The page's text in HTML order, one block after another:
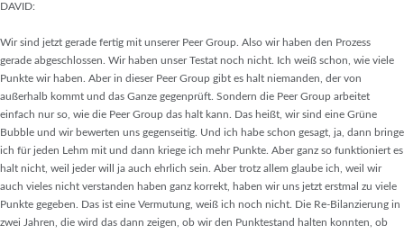
DAVID:
Wir sind jetzt gerade fertig mit unserer Peer Group. Also wir haben den Prozess
gerade abgeschlossen. Wir haben unser Testat noch nicht. Ich weiß schon, wie viele
Punkte wir haben. Aber in dieser Peer Group gibt es halt niemanden, der von
außerhalb kommt und das Ganze gegenprüft. Sondern die Peer Group arbeitet
einfach nur so, wie die Peer Group das halt kann. Das heißt, wir sind eine Grüne
Bubble und wir bewerten uns gegenseitig. Und ich habe schon gesagt, ja, dann bringe
ich für jeden Lehm mit und dann kriege ich mehr Punkte. Aber ganz so funktioniert es
halt nicht, weil jeder will ja auch ehrlich sein. Aber trotz allem glaube ich, weil wir
auch vieles nicht verstanden haben ganz korrekt, haben wir uns jetzt erstmal zu viele
Punkte gegeben. Das ist eine Vermutung, weiß ich noch nicht. Die Re-Bilanzierung in
zwei Jahren, die wird das dann zeigen, ob wir den Punktestand halten konnten, ob